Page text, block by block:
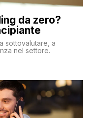
da zero?
sottovalutare, a
nel settore.